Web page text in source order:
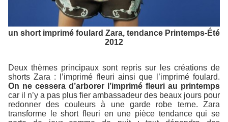
un short imprimé foulard Zara, tendance Printemps-Été
2012
Deux thèmes principaux sont repris sur les créations de
shorts Zara : l’imprimé fleuri ainsi que l’imprimé foulard.
On ne cessera d’arborer l’imprimé fleuri au printemps
car il n’y a pas plus fier ambassadeur des beaux jours pour
redonner des couleurs à une garde robe terne. Zara
transforme le short fleuri en une pièce tendance qui se